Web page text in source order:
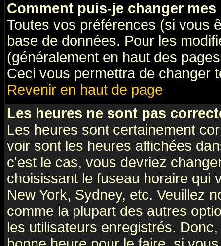
Comment puis-je changer mes
Toutes vos préférences (si vous
base de données. Pour les
(généralement en haut des
Ceci vous permettra de changer
Revenir en haut de page
Les heures ne sont pas
Les heures sont certainement
voir sont les heures affichées
c'est le cas, vous devriez
choisissant le fuseau horaire qui
New York, Sydney, etc. Veuillez
comme la plupart des autres
les utilisateurs enregistrés.